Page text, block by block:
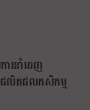
រនាំចេញ
ផលិតផលកសិកម្ម